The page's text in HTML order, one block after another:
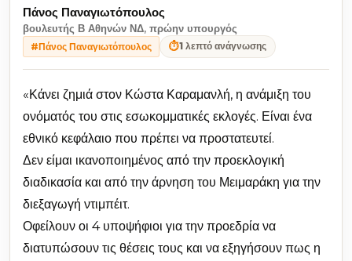
Πάνος Παναγιωτόπουλος
βουλευτής Β Αθηνών ΝΔ, πρώην υπουργός
#Πάνος Παναγιωτόπουλος ⏱1 λεπτό ανάγνωσης
«Κάνει ζημιά στον Κώστα Καραμανλή, η ανάμιξη του
ονόματός του στις εσωκομματικές εκλογές. Είναι ένα
εθνικό κεφάλαιο που πρέπει να προστατευτεί.
Δεν είμαι ικανοποιημένος από την προεκλογική
διαδικασία και από την άρνηση του Μειμαράκη για την
διεξαγωγή ντιμπέιτ.
Οφείλουν οι 4 υποψήφιοι για την προεδρία να
διατυπώσουν τις θέσεις τους και να εξηγήσουν πως η